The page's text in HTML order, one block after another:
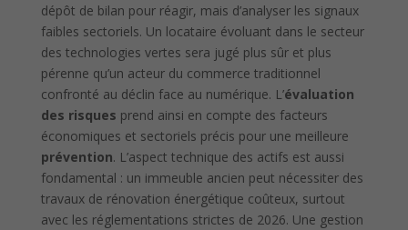
dépôt de bilan pour réagir, mais d’analyser les signaux
faibles sectoriels. Un locataire évoluant dans le secteur
des technologies vertes sera jugé plus sûr et plus
pérenne qu’un acteur du commerce traditionnel
confronté au déclin face au numérique. L’évaluation
des risques prend ainsi en compte des facteurs
économiques et sectoriels précis pour une meilleure
prévention. L’aspect technique des actifs est aussi
fondamental : un immeuble ancien peut nécessiter des
travaux de rénovation énergétique coûteux, surtout
avec les réglementations strictes de 2026. Une gestion